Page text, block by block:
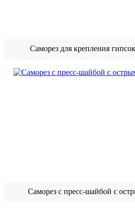
Саморез для крепления
Саморез с пресс‑шайбой с